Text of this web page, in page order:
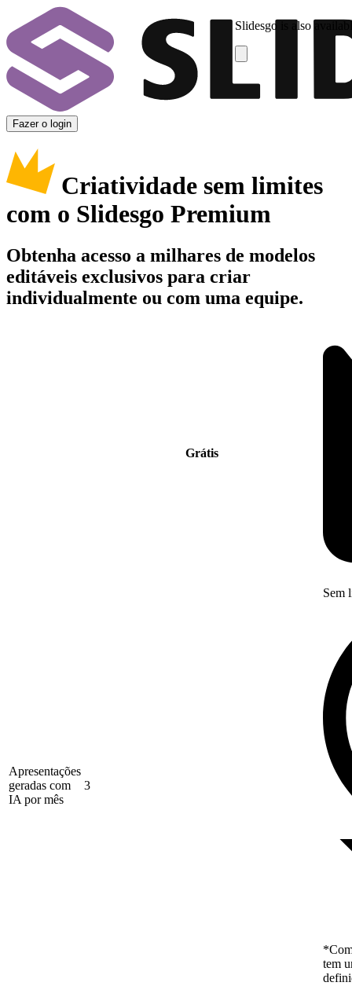
Slidesgo is also
Fazer o login
Criatividade sem limites
com o Slidesgo Premium
Obtenha acesso a milhares de modelos
editáveis exclusivos para criar
individualmente ou com uma equipe.
Grátis
Apresentações
geradas com
IA por mês
3
Sem
tem